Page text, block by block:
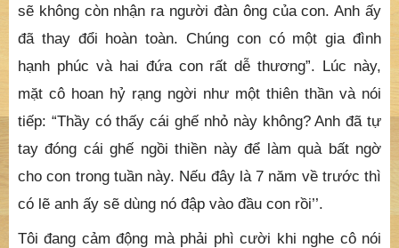
sẽ không còn nhận ra người đàn ông của con. Anh ấy
đã thay đổi hoàn toàn. Chúng con có một gia đình
hạnh phúc và hai đứa con rất dễ thương”. Lúc này,
mặt cô hoan hỷ rạng ngời như một thiên thần và nói
tiếp: “Thầy có thấy cái ghế nhỏ này không? Anh đã tự
tay đóng cái ghế ngồi thiền này để làm quà bất ngờ
cho con trong tuần này. Nếu đây là 7 năm về trước thì
có lẽ anh ấy sẽ dùng nó đập vào đầu con rồi’’.
Tôi đang cảm động mà phải phì cười khi nghe cô nói